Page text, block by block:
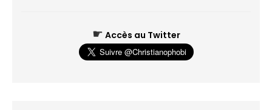
☛ Accès au Twitter